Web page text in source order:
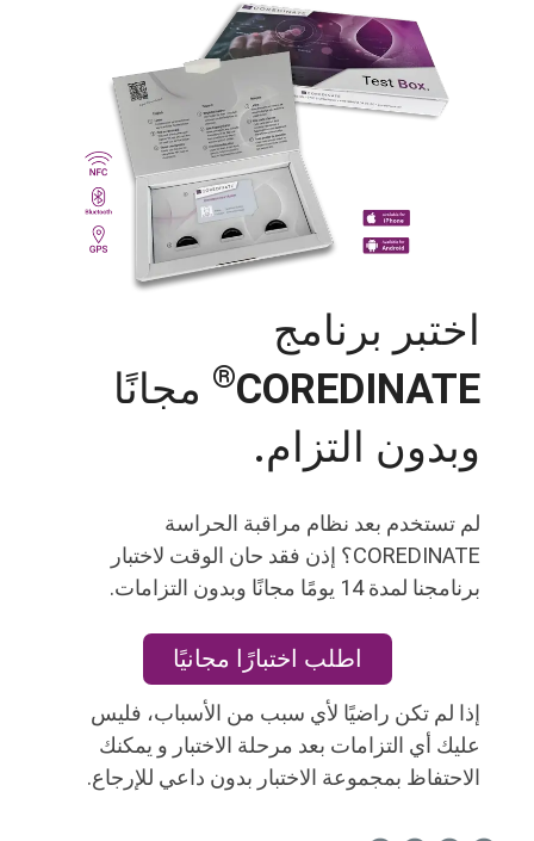
اختبر برنامج
COREDINATE
® مجانًا
وبدون التزام.
لم تستخدم بعد نظام مراقبة الحراسة
COREDINATE؟ إذن فقد حان الوقت لاختبار
برنامجنا لمدة 14 يومًا مجانًا وبدون التزامات.
اطلب اختبارًا مجانيًا
إذا لم تكن راضيًا لأي سبب من الأسباب، فليس
عليك أي التزامات بعد مرحلة الاختبار و يمكنك
الاحتفاظ بمجموعة الاختبار بدون داعي للإرجاع.